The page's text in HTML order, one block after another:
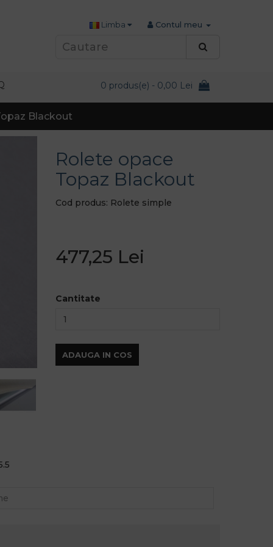
Contul meu
Limba
0 produs(e) - 0,00 Lei
Blackout
Rolete opace
Topaz Blackout
Cod produs: Rolete simple
477,25 Lei
Cantitate
ADAUGA IN COS